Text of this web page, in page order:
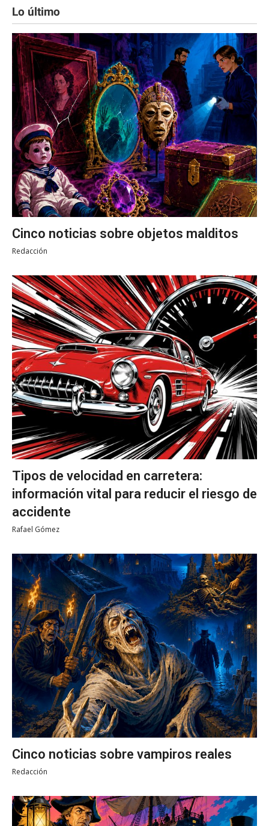
Lo último
Cinco noticias sobre objetos malditos
Redacción
Tipos de velocidad en carretera:
información vital para reducir el riesgo de
accidente
Rafael Gómez
Cinco noticias sobre vampiros reales
Redacción